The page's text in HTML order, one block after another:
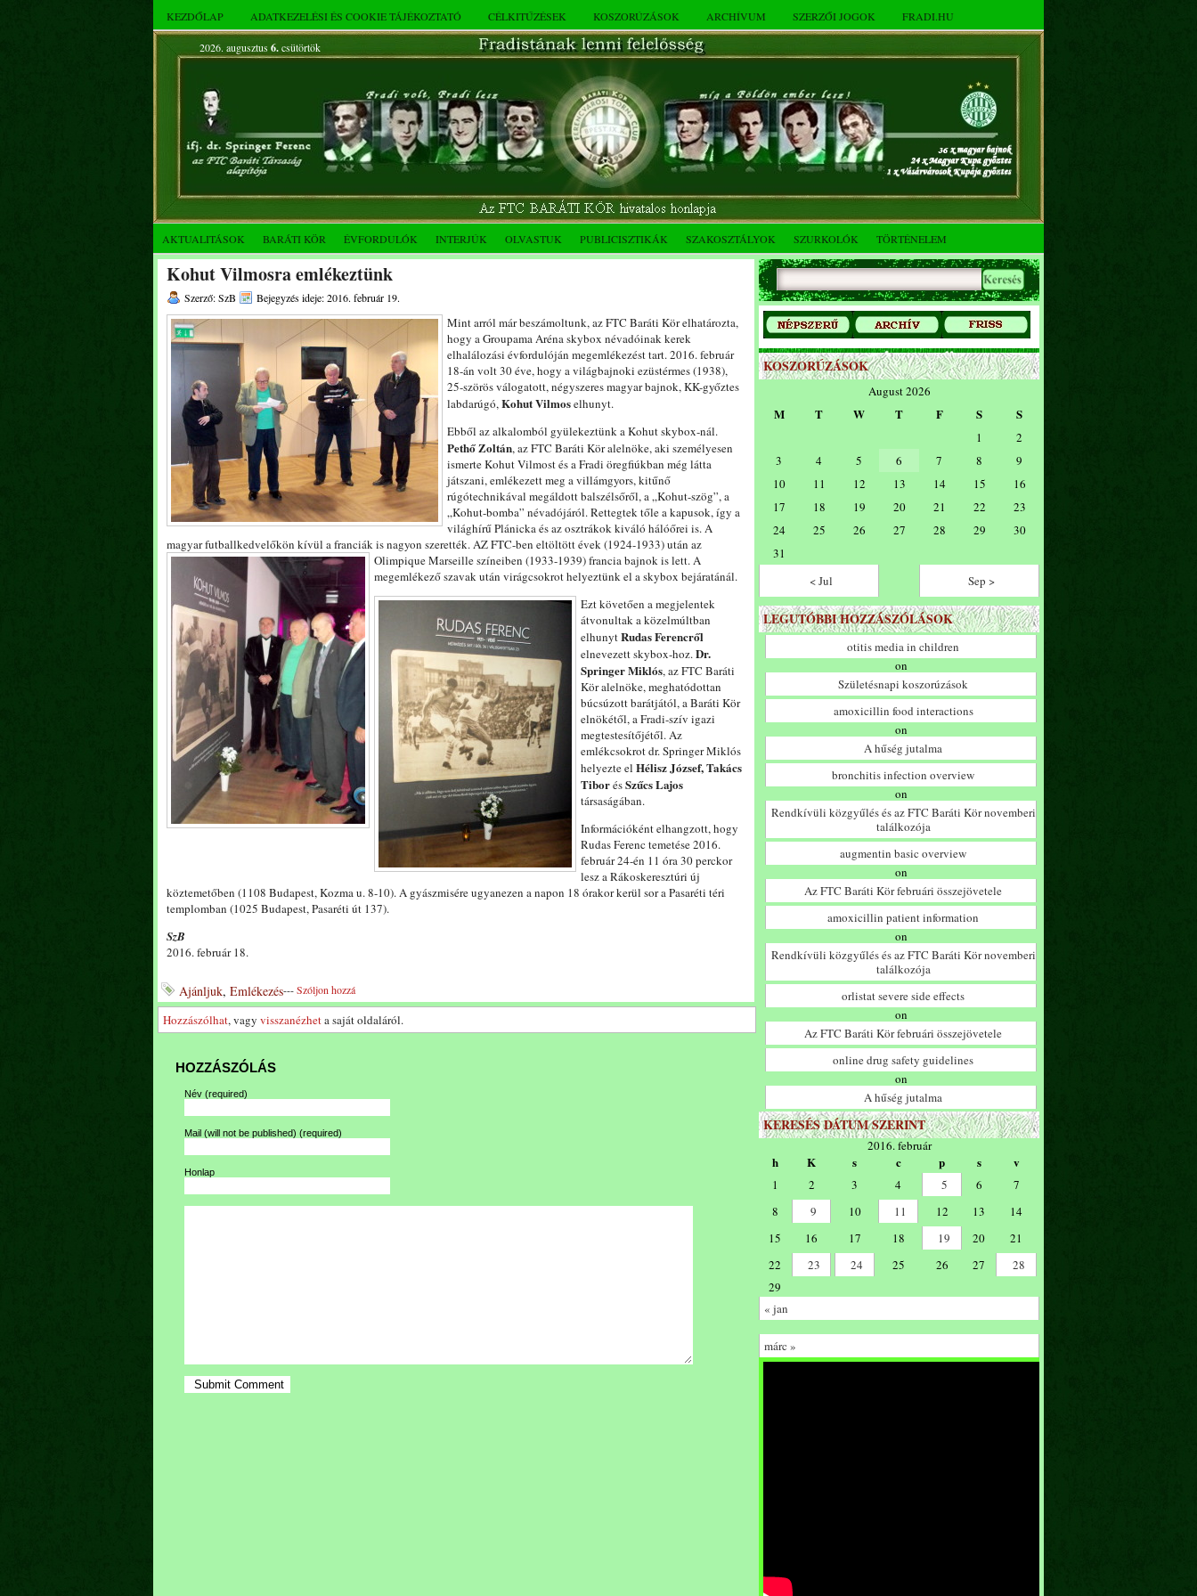
KEZDŐLAP ADATKEZELÉSI ÉS COOKIE TÁJÉKOZTATÓ CÉLKITŰZÉSEK KOSZORÚZÁSOK ARCHÍVUM SZERZŐI JOGOK FRADI.HU
2026. augusztus 6.csütörtök
AKTUALITÁSOK BARÁTI KÖR ÉVFORDULÓK INTERJÚK OLVASTUK PUBLICISZTIKÁK SZAKOSZTÁLYOK SZURKOLÓK TÖRTÉNELEM
Kohut Vilmosra emlékeztünk
Szerző: SzB Bejegyzés ideje: 2016. február 19.
Mint arról már beszámoltunk, az FTC Baráti Kör elhatározta,
hogy a Groupama Aréna skybox névadóinak kerek
elhalálozási évfordulóján megemlékezést tart. 2016. február
18-án volt 30 éve, hogy a világbajnoki ezüstérmes (1938),
25-szörös válogatott, négyszeres magyar bajnok, KK-győztes
labdarúgó,Kohut Vilmoselhunyt.
Ebből az alkalomból gyülekeztünk a Kohut skybox-nál.
Pethő Zoltán, az FTC Baráti Kör alelnöke, aki személyesen
ismerte Kohut Vilmost és a Fradi öregfiúkban még látta
játszani, emlékezett meg a villámgyors, kitűnő
rúgótechnikával megáldott balszélsőről, a „Kohut-szög”, a
„Kohut-bomba” névadójáról. Rettegtek tőle a kapusok, így a
világhírű Plánicka és az osztrákok kiváló hálóőrei is. A
magyar futballkedvelőkön kívül a franciák is nagyon szerették. AZ FTC-ben eltöltött évek (1924-1933) után az
Olimpique Marseille színeiben (1933-1939) francia bajnok is lett.A
megemlékező szavak után virágcsokrot helyeztünk el a skybox bejáratánál.
Ezt követően a megjelentek
átvonultak a közelmúltban
elhunytRudas Ferencről
elnevezett skybox-hoz.Dr.
Springer Miklós, az FTC Baráti
Kör alelnöke, meghatódottan
búcsúzott barátjától, a Baráti Kör
elnökétől, a Fradi-szív igazi
megtestesítőjétől. Az
emlékcsokrot dr. Springer Miklós
helyezte el Hélisz József, Takács
TiborésSzűcs Lajos
társaságában.
Információként elhangzott, hogy
Rudas Ferenc temetése 2016.
február 24-én 11 óra 30 perckor
lesz a Rákoskeresztúri új
köztemetőben (1108 Budapest, Kozma u. 8-10). A gyászmisére ugyanezen a napon 18 órakor kerül sor a Pasaréti téri
templomban (1025 Budapest, Pasaréti út 137).
SzB
2016. február 18.
Ajánljuk, Emlékezés---Szóljon hozzá
Hozzászólhat, vagy visszanézheta saját oldaláról.
HOZZÁSZÓLÁS
Név (required)
Mail (will not be published) (required)
Honlap
KOSZORÚZÁSOK
August 2026
M T W T F S S
1
2
3
4 5 6 7 8
9
10
11 12 13 14 15
16
17
18 19 20 21 22
23
24
25 26 27 28 29
30
31
< Jul
Sep >
LEGUTÓBBI HOZZÁSZÓLÁSOK
otitis media in children
on
Születésnapi koszorúzások
amoxicillin food interactions
on
A hűség jutalma
bronchitis infection overview
on
Rendkívüli közgyűlés és az FTC Baráti Kör novemberi
találkozója
augmentin basic overview
on
Az FTC Baráti Kör februári összejövetele
amoxicillin patient information
on
Rendkívüli közgyűlés és az FTC Baráti Kör novemberi
találkozója
orlistat severe side effects
on
Az FTC Baráti Kör februári összejövetele
online drug safety guidelines
on
A hűség jutalma
KERESÉS DÁTUM SZERINT
2016. február
h K s c p s v
1 2 3 4 5 6
7
8
9 10 11 12 13
14
15
16 17 18 19 20
21
22
23 24 25 26 27
28
29
« jan
márc »